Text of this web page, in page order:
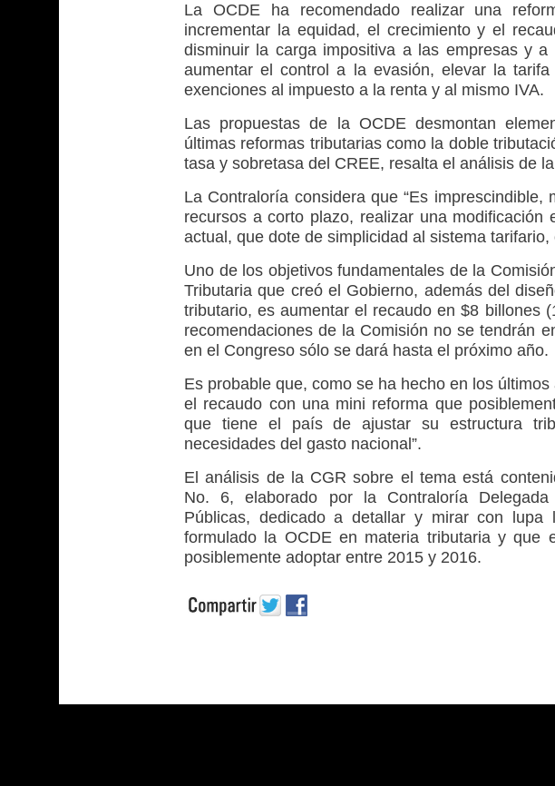
La OCDE ha recomendado realizar una
incrementar la equidad, el crecimiento y el
disminuir la carga impositiva a las empresas y
aumentar el control a la evasión, elevar la
exenciones al impuesto a la renta y al mismo IVA.
Las propuestas de la OCDE desmontan
últimas reformas tributarias como la doble
tasa y sobretasa del CREE, resalta el análisis de
La Contraloría considera que “Es
recursos a corto plazo, realizar una modificación
actual, que dote de simplicidad al sistema tarifario,
Uno de los objetivos fundamentales de la
Tributaria que creó el Gobierno, además del
tributario, es aumentar el recaudo en $8 billones
recomendaciones de la Comisión no se tendrán
en el Congreso sólo se dará hasta el próximo año.
Es probable que, como se ha hecho en los
el recaudo con una mini reforma que
que tiene el país de ajustar su estructura
necesidades del gasto nacional”.
El análisis de la CGR sobre el tema está
No. 6, elaborado por la Contraloría
Públicas, dedicado a detallar y mirar con lupa
formulado la OCDE en materia tributaria y que
posiblemente adoptar entre 2015 y 2016.